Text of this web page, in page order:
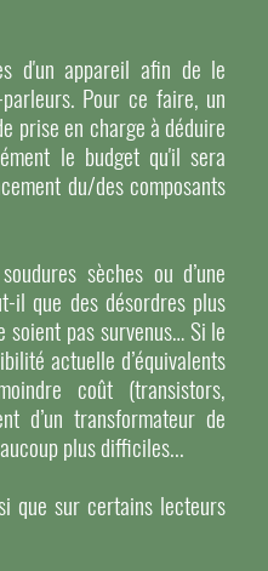
d'un appareil afin de le
Pour ce faire, un
prise en charge à déduire
le budget qu'il sera
du/des composants
sèches ou d’une
il que des désordres plus
soient pas survenus… Si le
actuelle d’équivalents
coût (transistors,
d’un transformateur de
plus difficiles...
que sur certains lecteurs